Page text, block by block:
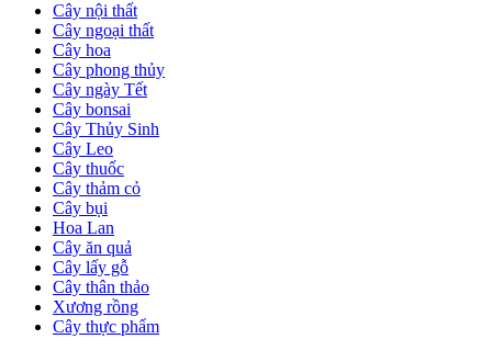
Cây nội thất
Cây ngoại thất
Cây hoa
Cây phong thủy
Cây ngày Tết
Cây bonsai
Cây Thủy Sinh
Cây Leo
Cây thuốc
Cây thảm cỏ
Cây bụi
Hoa Lan
Cây ăn quả
Cây lấy gỗ
Cây thân thảo
Xương rồng
Cây thực phẩm